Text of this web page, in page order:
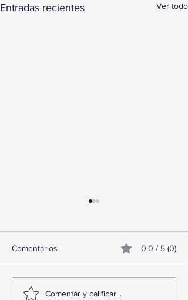
Entradas recientes Ver todo
¡Acapulco y Guerrero se
Comentarios 0.0 / 5 (0)
Comentar y calificar...